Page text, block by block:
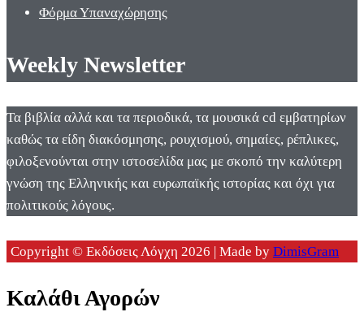
Φόρμα Υπαναχώρησης
Weekly Newsletter
Τα βιβλία αλλά και τα περιοδικά, τα μουσικά cd εμβατηρίων
καθώς τα είδη διακόσμησης, ρουχισμού, σημαίες, ρέπλικες,
φιλοξενούνται στην ιστοσελίδα μας με σκοπό την καλύτερη
γνώση της Ελληνικής και ευρωπαϊκής ιστορίας και όχι για
πολιτικούς λόγους.
Copyright © Εκδόσεις Λόγχη 2026 | Made by DimisGram
Καλάθι Αγορών